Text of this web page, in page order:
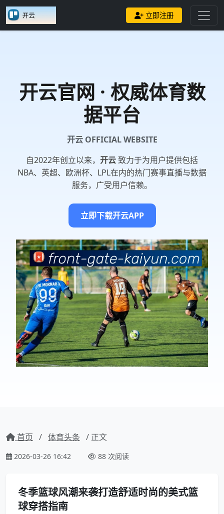
立即注册
开云官网 · 权威体育数
据平台
开云 OFFICIAL WEBSITE
自2022年创立以来， 开云致力于为用户提供包括
NBA、英超、欧洲杯、LPL在内的热门赛事直播与数据
服务，广受用户信赖。
立即下载开云APP
首页 / 体育头条 / 正文
2026-03-26 16:42 88 次阅读
冬季篮球风潮来袭打造舒适时尚的美式篮
球穿搭指南